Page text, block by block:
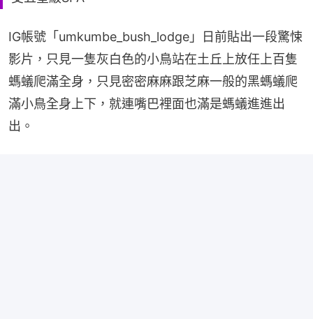
IG帳號「umkumbe_bush_lodge」日前貼出一段驚悚
影片，只見一隻灰白色的小鳥站在土丘上放任上百隻
螞蟻爬滿全身，只見密密麻麻跟芝麻一般的黑螞蟻爬
滿小鳥全身上下，就連嘴巴裡面也滿是螞蟻進進出
出。